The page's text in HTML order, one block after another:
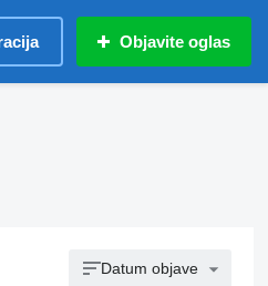
Objavite oglas
Datum objave